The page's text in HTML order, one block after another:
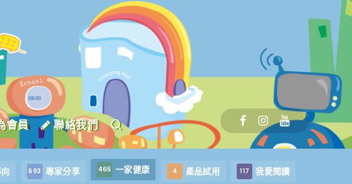
會員 聯絡我們
693 專家分享 465 一家健康 4 產品試用 117 我愛閱讀